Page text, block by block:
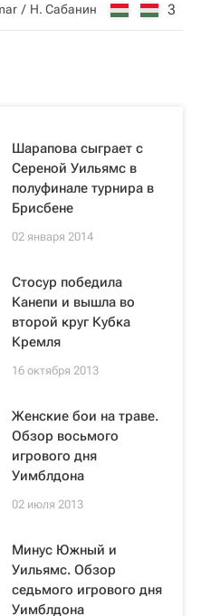
Н. Сабанин 3
Шарапова сыграет с
Сереной Уильямс в
полуфинале турнира в
Брисбене
02 января 2014
Стосур победила
Канепи и вышла во
второй круг Кубка
Кремля
16 октября 2013
Женские бои на траве.
Обзор восьмого
игрового дня
Уимблдона
02 июля 2013
Минус Южный и
Уильямс. Обзор
седьмого игрового дня
Уимблдона